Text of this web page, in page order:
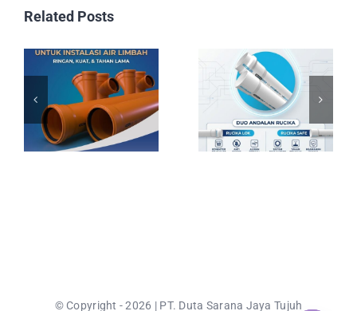
Related Posts
© Copyright - 2026 | PT. Duta Sarana Jaya Tujuh